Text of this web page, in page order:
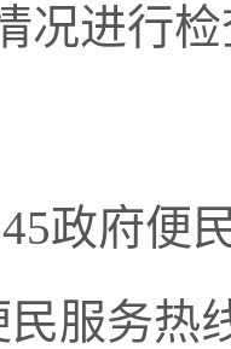
况进行
政府
民服务热